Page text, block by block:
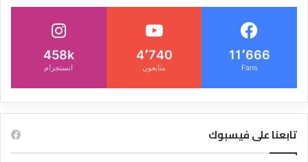
11٬666
Fans
4٬740
متابعون
458k
انستجرام
تابعنا على فيسبوك